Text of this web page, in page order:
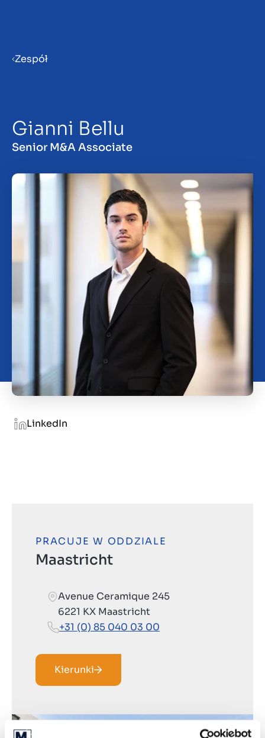
Sprzedaż firmy
Zakup firmy
Spostrzeżenia
O nas
PL
Zespół
Gianni Bellu
Senior M&A Associate
LinkedIn
PRACUJE W ODDZIALE
Maastricht
Avenue Ceramique 245
6221 KX Maastricht
+31 (0) 85 040 03 00
Kierunki